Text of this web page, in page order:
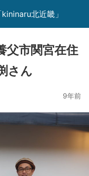
北近畿」
父市関宮在住
さん
9年前